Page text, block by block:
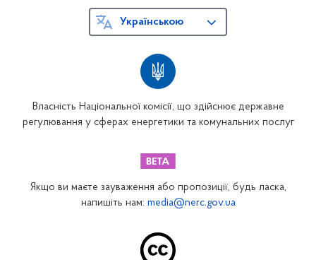
Власність Національної комісії, що здійснює державне
регулювання у сферах енергетики та комунальних послуг
Українською
Якщо ви маєте зауваження або пропозиції, будь ласка,
напишіть нам: media@nerc.gov.ua